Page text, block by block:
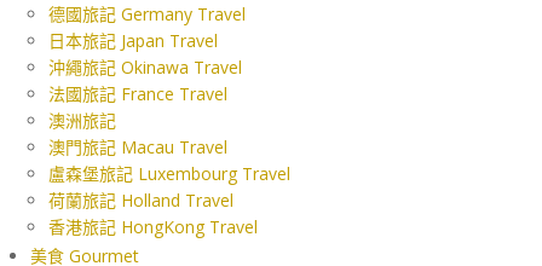
德國旅記 Germany Travel
日本旅記 Japan Travel
沖繩旅記 Okinawa Travel
法國旅記 France Travel
澳洲旅記
澳門旅記 Macau Travel
盧森堡旅記 Luxembourg Travel
荷蘭旅記 Holland Travel
香港旅記 HongKong Travel
美食 Gourmet